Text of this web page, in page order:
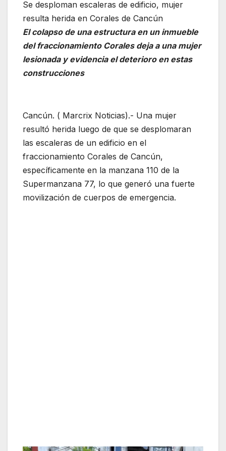
Se desploman escaleras de edificio, mujer
resulta herida en Corales de Cancún
El colapso de una estructura en un inmueble
del fraccionamiento Corales deja a una mujer
lesionada y evidencia el deterioro en estas
construcciones
Cancún. ( Marcrix Noticias).- Una mujer
resultó herida luego de que se desplomaran
las escaleras de un edificio en el
fraccionamiento Corales de Cancún,
específicamente en la manzana 110 de la
Supermanzana 77, lo que generó una fuerte
movilización de cuerpos de emergencia.